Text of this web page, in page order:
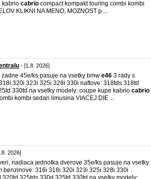
kabrio cabrio compact kompakt touring combi kombi
KLIKNI NA MENO, MOZNOST p ...
- [1.8. 2026]
45e/ks pasuje na vsetky bmw e46 3 rady s
320i 323i 325i 328i 330i naftove: 318tds 318td
330td na vsetky modely: coupe kupe kabrio cabrio
kombi sedan limusina VIACEJ DIE ...
2026]
riadiaca jednotka dverove 35e/ks pasuje na vsetky
benzinove: 316i 318i 320i 323i 325i 328i 330i
325tds 330d 325td 330td na vsetky modely: